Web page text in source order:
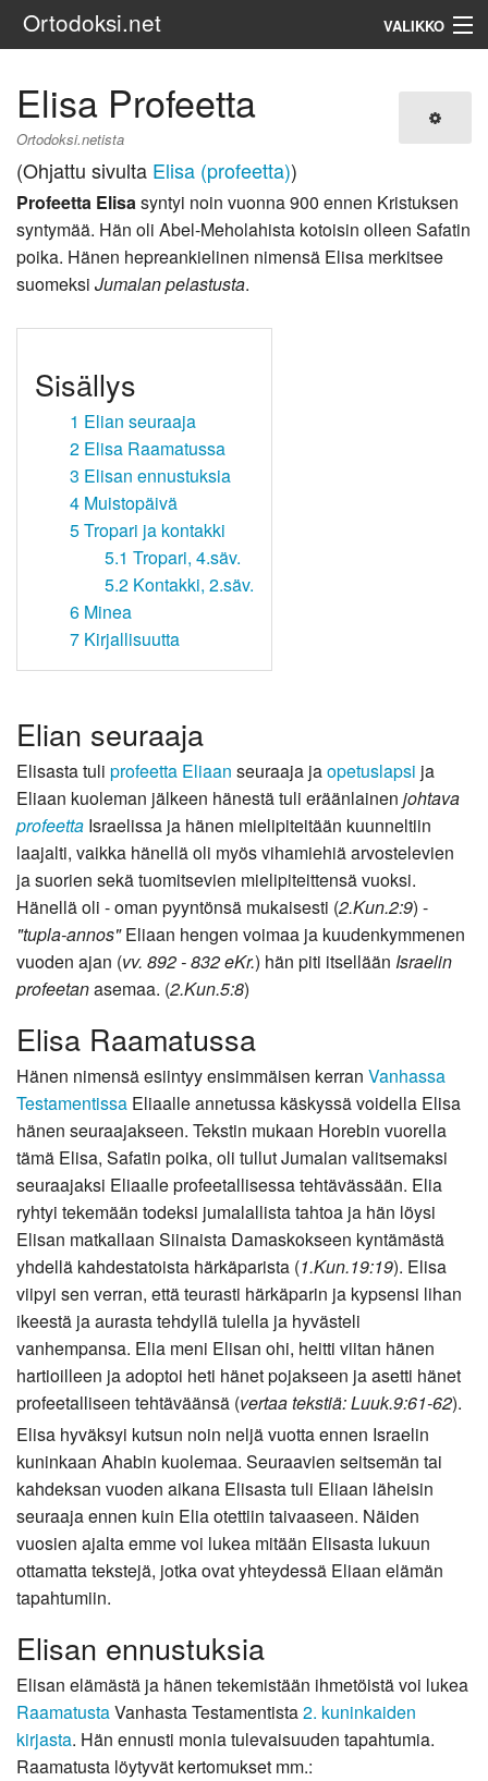
Ortodoksi.net VALIKKO
Elisa Profeetta
Ortodoksi.netista
(Ohjattu sivulta Elisa (profeetta))
Profeetta Elisasyntyi noin vuonna 900 ennen Kristuksen
syntymää. Hän oli Abel-Meholahista kotoisin olleen Safatin
poika. Hänen hepreankielinen nimensä Elisa merkitsee
suomeksi Jumalan pelastusta.
Sisällys
1 Elian seuraaja
2 Elisa Raamatussa
3 Elisan ennustuksia
4 Muistopäivä
5Tropari ja kontakki
5.1 Tropari, 4.säv.
5.2 Kontakki, 2.säv.
6 Minea
7 Kirjallisuutta
Elian seuraaja
Elisasta tuli profeetta Eliaan seuraaja jaopetuslapsi ja
Eliaan kuoleman jälkeen hänestä tuli eräänlainen johtava
profeetta Israelissa ja hänen mielipiteitään kuunneltiin
laajalti, vaikka hänellä oli myös vihamiehiä arvostelevien
ja suorien sekä tuomitsevien mielipiteittensä vuoksi.
Hänellä oli - oman pyyntönsä mukaisesti (2.Kun.2:9) -
"tupla-annos"Eliaan hengen voimaa ja kuudenkymmenen
vuoden ajan (vv. 892 - 832 eKr.) hän piti itsellään Israelin
profeetanasemaa. (2.Kun.5:8)
Elisa Raamatussa
Hänen nimensä esiintyy ensimmäisen kerran Vanhassa
Testamentissa Eliaalle annetussa käskyssä voidella Elisa
hänen seuraajakseen. Tekstin mukaan Horebin vuorella
tämä Elisa, Safatin poika, oli tullut Jumalan valitsemaksi
seuraajaksi Eliaalle profeetallisessa tehtävässään. Elia
ryhtyi tekemään todeksi jumalallista tahtoa ja hän löysi
Elisan matkallaan Siinaista Damaskokseen kyntämästä
yhdellä kahdestatoista härkäparista (1.Kun.19:19). Elisa
viipyi sen verran, että teurasti härkäparin ja kypsensi lihan
ikeestä ja aurasta tehdyllä tulella ja hyvästeli
vanhempansa. Elia meni Elisan ohi, heitti viitan hänen
hartioilleen ja adoptoi heti hänet pojakseen ja asetti hänet
profeetalliseen tehtäväänsä (vertaa tekstiä: Luuk.9:61-62).
Elisa hyväksyi kutsun noin neljä vuotta ennen Israelin
kuninkaan Ahabin kuolemaa. Seuraavien seitsemän tai
kahdeksan vuoden aikana Elisasta tuli Eliaan läheisin
seuraaja ennen kuin Elia otettiin taivaaseen. Näiden
vuosien ajalta emme voi lukea mitään Elisasta lukuun
ottamatta tekstejä, jotka ovat yhteydessä Eliaan elämän
tapahtumiin.
Elisan ennustuksia
Elisan elämästä ja hänen tekemistään ihmetöistä voi lukea
RaamatustaVanhasta Testamentista2. kuninkaiden
kirjasta. Hän ennusti monia tulevaisuuden tapahtumia.
Raamatusta löytyvät kertomukset mm.: